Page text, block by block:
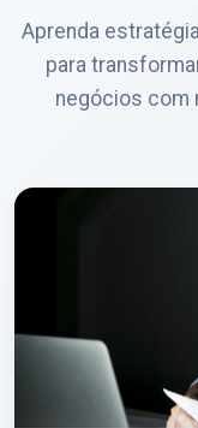
Aprenda
para
negócios com